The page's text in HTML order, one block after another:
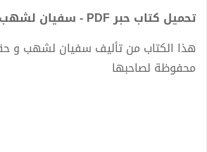
تحميل كتاب حبر PDF - سفيان لشهب
هذا الكتاب من تأليف سفيان لشهب و
محفوظة لصاحبها